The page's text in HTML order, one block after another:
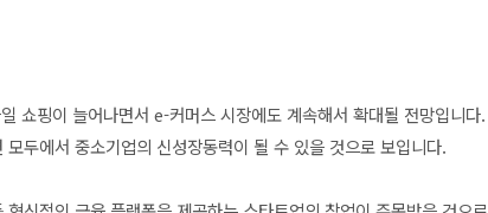
쇼핑이 늘어나면서 e-커머스 시장에도 계속해서 확대될 전망입니다.
두에서 중소기업의 신성장동력이 될 수 있을 것으로 보입니다.